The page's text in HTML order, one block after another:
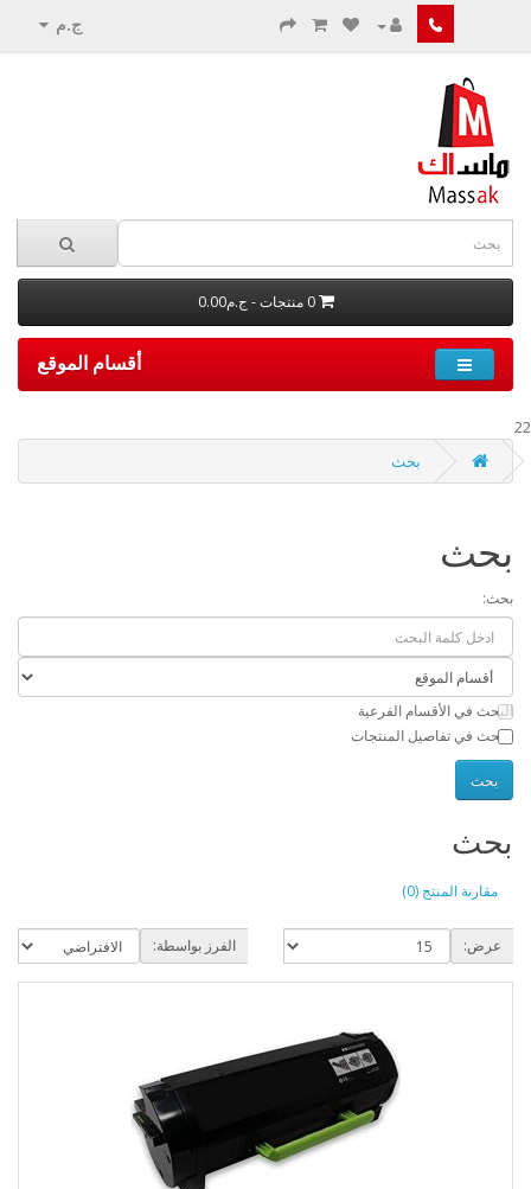
ج.م
0 منتجات - ج.م0.00
أقسام الموقع
22
بحث
بحث
بحث:
البحث في الأقسام الفرعية
البحث في تفاصيل المنتجات
بحث
مقارنة المنتج (0)
الفرز بواسطة: عرض: